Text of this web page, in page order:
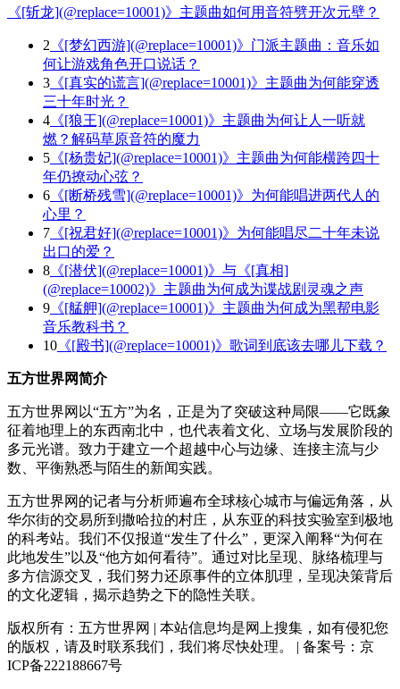
《[斩龙](@replace=10001)》主题曲如何用音符劈开次元壁？
2 《[梦幻西游](@replace=10001)》门派主题曲：音乐如
何让游戏角色开口说话？
3 《[真实的谎言](@replace=10001)》主题曲为何能穿透
三十年时光？
4 《[狼王](@replace=10001)》主题曲为何让人一听就
燃？解码草原音符的魔力
5 《[杨贵妃](@replace=10001)》主题曲为何能横跨四十
年仍撩动心弦？
6 《[断桥残雪](@replace=10001)》为何能唱进两代人的
心里？
7 《[祝君好](@replace=10001)》为何能唱尽二十年未说
出口的爱？
8 《[潜伏](@replace=10001)》与《[真相]
(@replace=10002)》主题曲为何成为谍战剧灵魂之声
9 《[艋舺](@replace=10001)》主题曲为何成为黑帮电影
音乐教科书？
10 《[殿书](@replace=10001)》歌词到底该去哪儿下载？
五方世界网简介
五方世界网以“五方”为名，正是为了突破这种局限——它既象
征着地理上的东西南北中，也代表着文化、立场与发展阶段的
多元光谱。致力于建立一个超越中心与边缘、连接主流与少
数、平衡熟悉与陌生的新闻实践。
五方世界网的记者与分析师遍布全球核心城市与偏远角落，从
华尔街的交易所到撒哈拉的村庄，从东亚的科技实验室到极地
的科考站。我们不仅报道“发生了什么”，更深入阐释“为何在
此地发生”以及“他方如何看待”。通过对比呈现、脉络梳理与
多方信源交叉，我们努力还原事件的立体肌理，呈现决策背后
的文化逻辑，揭示趋势之下的隐性关联。
版权所有：五方世界网 | 本站信息均是网上搜集，如有侵犯您
的版权，请及时联系我们，我们将尽快处理。 | 备案号：京
ICP备222188667号